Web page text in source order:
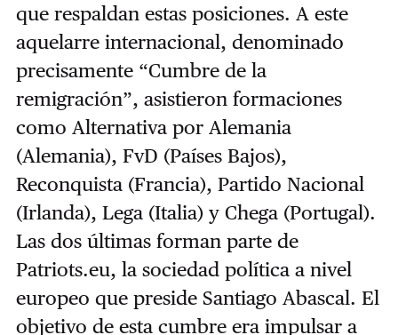
que respaldan estas posiciones. A este
aquelarre internacional, denominado
precisamente “Cumbre de la
remigración”, asistieron formaciones
como Alternativa por Alemania
(Alemania), FvD (Países Bajos),
Reconquista (Francia), Partido Nacional
(Irlanda), Lega (Italia) y Chega (Portugal).
Las dos últimas forman parte de
Patriots.eu, la sociedad política a nivel
europeo que preside Santiago Abascal. El
objetivo de esta cumbre era impulsar a